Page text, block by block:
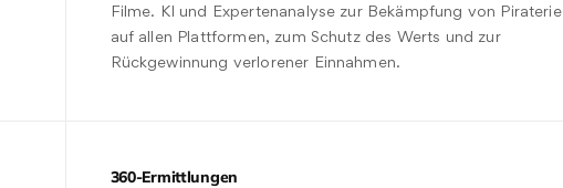
Filme. KI und Expertenanalyse zur Bekämpfung von Piraterie
auf allen Plattformen, zum Schutz des Werts und zur
Rückgewinnung verlorener Einnahmen.
360-Ermittlungen